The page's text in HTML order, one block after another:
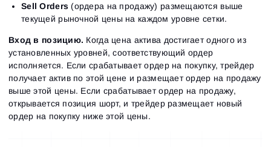
Sell Orders (ордера на продажу) размещаются выше
текущей рыночной цены на каждом уровне сетки.
Вход в позицию. Когда цена актива достигает одного из
установленных уровней, соответствующий ордер
исполняется. Если срабатывает ордер на покупку, трейдер
получает актив по этой цене и размещает ордер на продажу
выше этой цены. Если срабатывает ордер на продажу,
открывается позиция шорт, и трейдер размещает новый
ордер на покупку ниже этой цены.